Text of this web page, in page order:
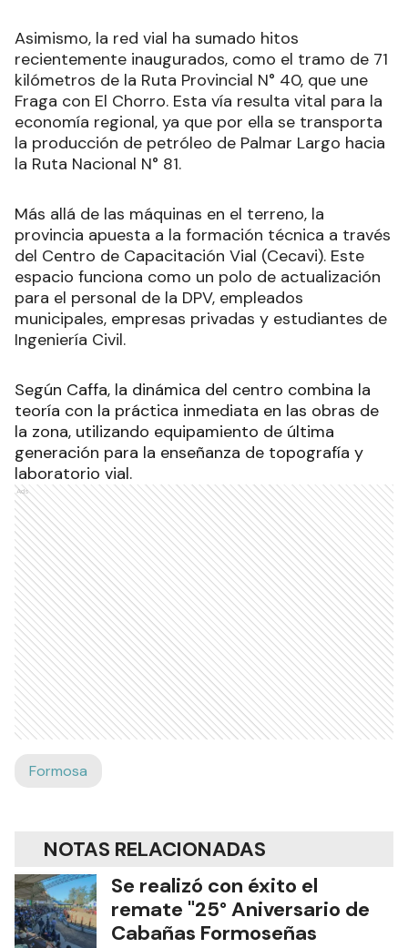
Asimismo, la red vial ha sumado hitos
recientemente inaugurados, como el tramo de 71
kilómetros de la Ruta Provincial N° 40, que une
Fraga con El Chorro. Esta vía resulta vital para la
economía regional, ya que por ella se transporta
la producción de petróleo de Palmar Largo hacia
la Ruta Nacional N° 81.
Más allá de las máquinas en el terreno, la
provincia apuesta a la formación técnica a través
del Centro de Capacitación Vial (Cecavi). Este
espacio funciona como un polo de actualización
para el personal de la DPV, empleados
municipales, empresas privadas y estudiantes de
Ingeniería Civil.
Según Caffa, la dinámica del centro combina la
teoría con la práctica inmediata en las obras de
la zona, utilizando equipamiento de última
generación para la enseñanza de topografía y
laboratorio vial.
Ads
Formosa
NOTAS RELACIONADAS
Se realizó con éxito el
remate "25° Aniversario de
Cabañas Formoseñas